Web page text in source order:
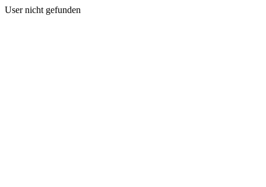
User nicht gefunden